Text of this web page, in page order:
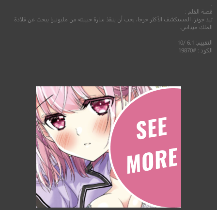
قصة الفلم :
تيد جونز، المستكشف الأكثر حرجا، يجب أن ينقذ سارة حبيبته من مليونيرا يبحث عن قلادة
الملك ميداس.
التقييم: 6.1 /10
الكود : #19870